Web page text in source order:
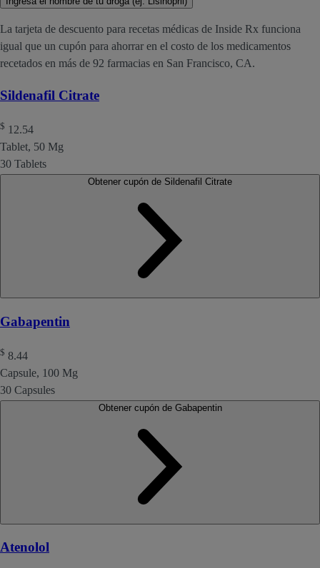
La tarjeta de descuento para recetas médicas de Inside Rx funciona
igual que un cupón para ahorrar en el costo de los medicamentos
recetados en más de 92 farmacias en San Francisco, CA.
Sildenafil Citrate
$ 12.54
Tablet, 50 Mg
30 Tablets
Gabapentin
$ 8.44
Capsule, 100 Mg
30 Capsules
Obtener cupón de Gabapentin
Atenolol